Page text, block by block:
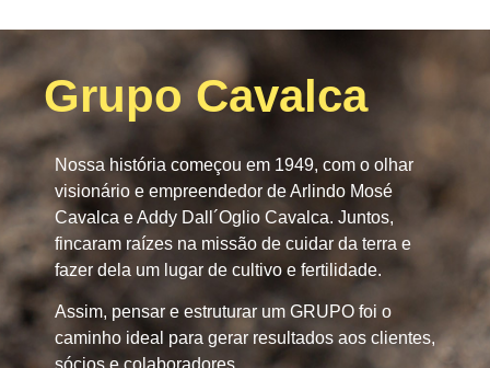
Grupo Cavalca
Nossa história começou em 1949, com o olhar
visionário e empreendedor de Arlindo Mosé
Cavalca e Addy Dall´Oglio Cavalca. Juntos,
fincaram raízes na missão de cuidar da terra e
fazer dela um lugar de cultivo e fertilidade.
Assim, pensar e estruturar um GRUPO foi o
caminho ideal para gerar resultados aos clientes,
sócios e colaboradores.